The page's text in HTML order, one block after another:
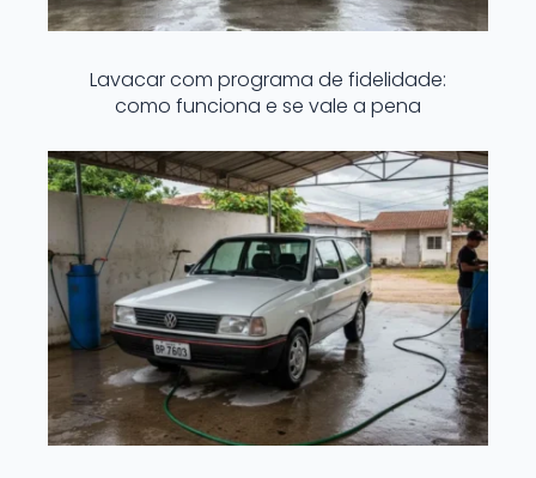
Lavacar com programa de fidelidade:
como funciona e se vale a pena